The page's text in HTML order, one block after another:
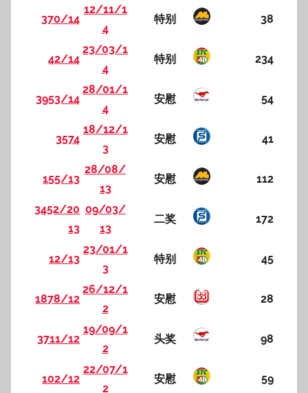
370/14
12/11/1
4
特别 38
42/14
23/03/1
4
特别 234
3953/14
28/01/1
4
安慰 54
3574
18/12/1
3
安慰 41
155/13
28/08/
13
安慰 112
3452/20
13
09/03/
13
二奖 172
12/13
23/01/1
3
特别 45
1878/12
26/12/1
2
安慰 28
3711/12
19/09/1
2
头奖 98
102/12
22/07/1
2
安慰 59